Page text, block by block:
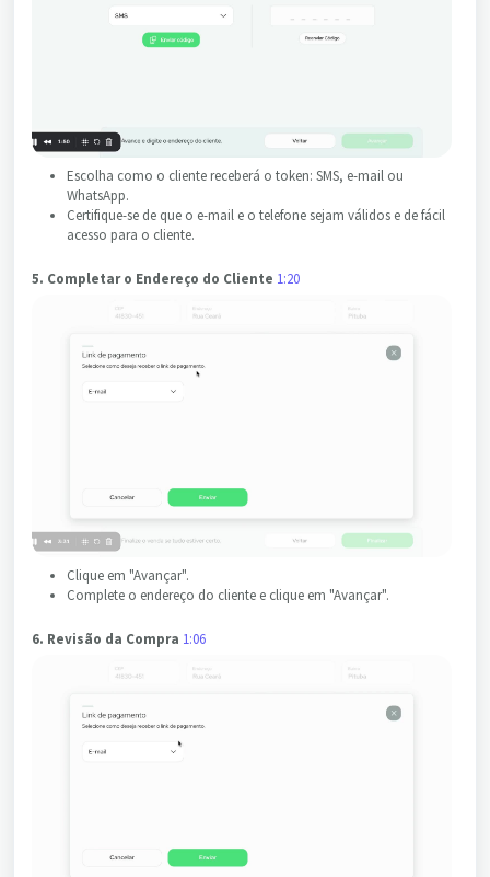
Escolha como o cliente receberá o token: SMS, e-mail ou
WhatsApp.
Certifique-se de que o e-mail e o telefone sejam válidos e de fácil
acesso para o cliente.
5. Completar o Endereço do Cliente 1:20
Clique em "Avançar".
Complete o endereço do cliente e clique em "Avançar".
6. Revisão da Compra 1:06